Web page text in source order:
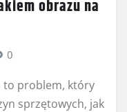
obrazu na
0
to problem, który
sprzętowych, jak